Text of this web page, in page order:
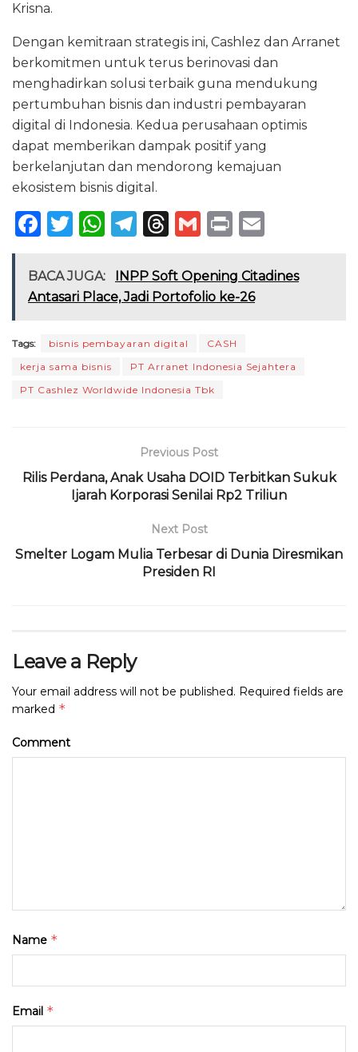
Krisna.
Dengan kemitraan strategis ini, Cashlez dan Arranet
berkomitmen untuk terus berinovasi dan
menghadirkan solusi terbaik guna mendukung
pertumbuhan bisnis dan industri pembayaran
digital di Indonesia. Kedua perusahaan optimis
dapat memberikan dampak positif yang
berkelanjutan dan mendorong kemajuan
ekosistem bisnis digital.
F
c
e
o
o
k
T
it
te
W
a
ts
p
p
T
e
g
m
T
re
a
s
G
ai
l
P
n
t
ai
BACA JUGA:
INPP Soft Opening Citadines
Antasari Place, Jadi Portofolio ke-26
Tags: bisnis pembayaran digital
CASH
kerja sama bisnis
PT Arranet Indonesia Sejahtera
PT Cashlez Worldwide Indonesia Tbk
Previous Post
Rilis Perdana, Anak Usaha DOID Terbitkan Sukuk
Ijarah Korporasi Senilai Rp2 Triliun
Next Post
Smelter Logam Mulia Terbesar di Dunia Diresmikan
Presiden RI
Leave a Reply
Your email address will not be published. Required fields are
marked *
Comment
Name *
Email *